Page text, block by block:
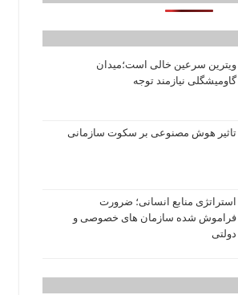
ویترین سرعین خالی است؛میدان
گاومیشگلی نیازمند توجه
تاثیر هوش مصنوعی بر سکوت سازمانی
استراتژی منابع انسانی؛ ضرورت
فراموش شده سازمان های خصوصی و
دولتی